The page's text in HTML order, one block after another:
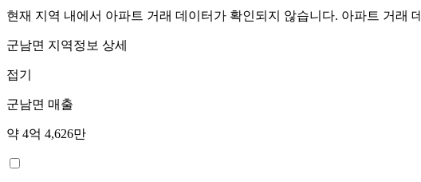
현재 지역 내에서 아파트 거래 데이터가 확인되지 않습니다. 아파트 거래
군남면 지역정보 상세
접기
군남면 매출
약 4억 4,626만